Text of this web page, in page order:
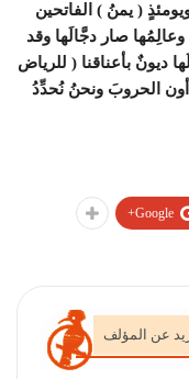
( يمنُ ) الفاتحين
صار دجَّالَها وقد
ديونٌ بأعناقنا ( للرياض
الحروبَ ونحنُ نُحدِّدُ
Google+
عن المؤلف